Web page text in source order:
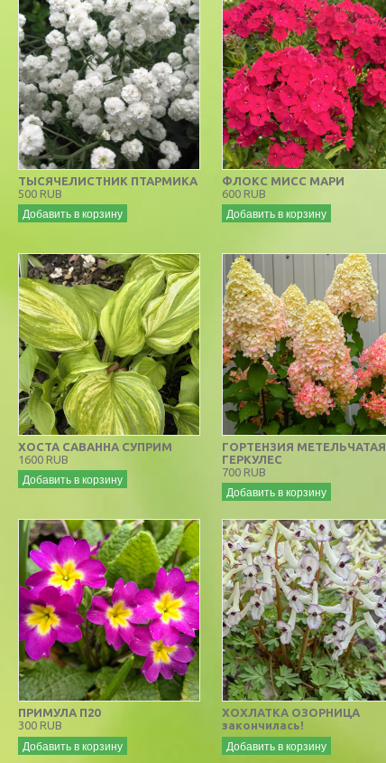
ТЫСЯЧЕЛИСТНИК ПТАРМИКА
500 RUB
Добавить в корзину
ФЛОКС МИСС МАРИ
600 RUB
Добавить в корзину
ХОСТА САВАННА СУПРИМ
1600 RUB
Добавить в корзину
ГОРТЕНЗИЯ МЕТЕЛЬЧАТАЯ
ГЕРКУЛЕС
700 RUB
Добавить в корзину
ПРИМУЛА П20
300 RUB
Добавить в корзину
ХОХЛАТКА ОЗОРНИЦА
закончилась!
Добавить в корзину